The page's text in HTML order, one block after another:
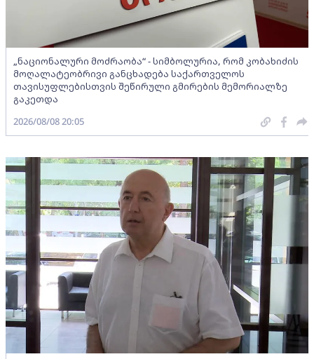
„ნაციონალური მოძრაობა“ - სიმბოლურია, რომ კობახიძის
მოღალატეობრივი განცხადება საქართველოს
თავისუფლებისთვის შეწირული გმირების მემორიალზე
გაკეთდა
2026/08/08 20:05